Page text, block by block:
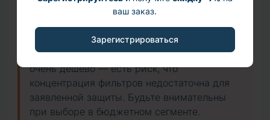
ваш заказ.
Зарегистрироваться
О дешёвом SPF для тела:
дорогой ингредиент. В большом объёме их
стоимость существенно влияет на цену.
Если большой флакон SPF для тела стоит
очень дёшево — есть риск, что
концентрация фильтров недостаточна для
заявленной защиты. Будьте внимательны
при выборе в бюджетном сегменте.